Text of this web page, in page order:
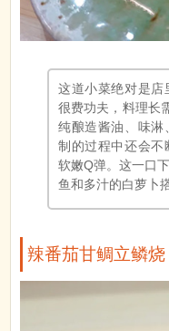
这道小菜绝对是店
很费功夫，料理长
纯酿造酱油、味淋
制的过程中还会不
软嫩Q弹。这一口
鱼和多汁的白萝卜
辣番茄甘鲷立鳞烧